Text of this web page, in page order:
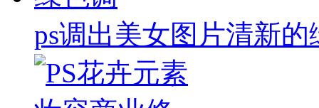
ps调出美女图片清新的